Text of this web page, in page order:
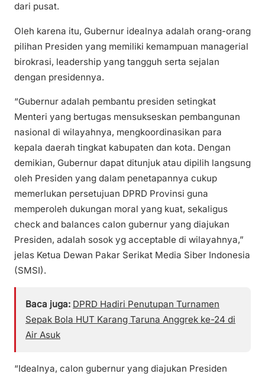
dari pusat.
Oleh karena itu, Gubernur idealnya adalah orang-orang
pilihan Presiden yang memiliki kemampuan managerial
birokrasi, leadership yang tangguh serta sejalan
dengan presidennya.
“Gubernur adalah pembantu presiden setingkat
Menteri yang bertugas mensukseskan pembangunan
nasional di wilayahnya, mengkoordinasikan para
kepala daerah tingkat kabupaten dan kota. Dengan
demikian, Gubernur dapat ditunjuk atau dipilih langsung
oleh Presiden yang dalam penetapannya cukup
memerlukan persetujuan DPRD Provinsi guna
memperoleh dukungan moral yang kuat, sekaligus
check and balances calon gubernur yang diajukan
Presiden, adalah sosok yg acceptable di wilayahnya,”
jelas Ketua Dewan Pakar Serikat Media Siber Indonesia
(SMSI).
Baca juga: DPRD Hadiri Penutupan Turnamen
Sepak Bola HUT Karang Taruna Anggrek ke-24 di
Air Asuk
“Idealnya, calon gubernur yang diajukan Presiden